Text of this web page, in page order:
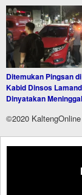
Ditemukan Pingsan
Kabid Dinsos
Dinyatakan
©2020